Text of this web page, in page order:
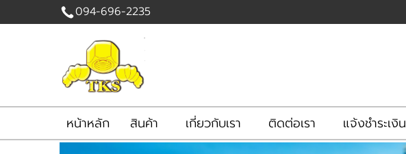
สินค้าที่สนใจ( 0 )
094-696-2235
หน้าหลัก สินค้า เกี่ยวกับเรา ติดต่อเรา แจ้งชำระเงิน